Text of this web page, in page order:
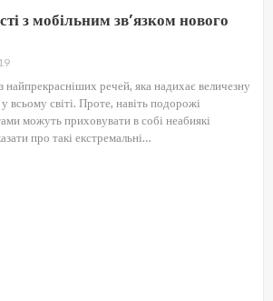
з мобільним зв’язком нового
речей, яка надихає величезну
у всьому світі. Проте, навіть подорожі
можуть приховувати в собі неабиякі
про такі екстремальні…